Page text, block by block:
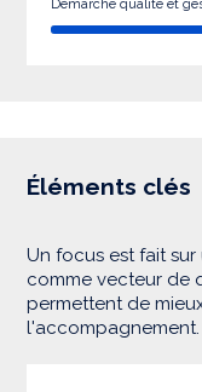
Démarche qualité et
Éléments clés
Un focus est fait sur
comme vecteur de
permettent de
l'accompagnement.